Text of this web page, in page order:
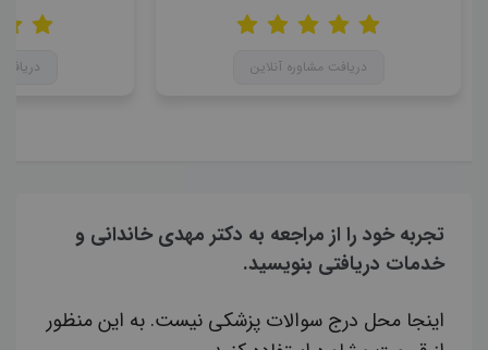
دریافت مشاوره آنلاین
تجربه خود را از مراجعه به دکتر مهدی خاندانی و
خدمات دریافتی بنویسید.
اینجا محل درج سوالات پزشکی نیست. به این منظور